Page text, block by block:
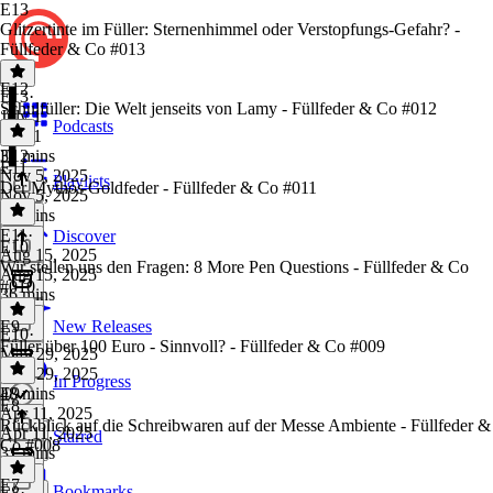
Podcasts
Playlists
Discover
New Releases
In Progress
Starred
E13
Glitzertinte im Füller: Sternenhimmel oder Verstopfungs-Gefahr? -
Füllfeder & Co #013
E13·
July 1
July 1
31 mins
E12
Schulfüller: Die Welt jenseits von Lamy - Füllfeder & Co #012
E12·
Nov 5, 2025
Nov 5, 2025
39 mins
E11
Der Mythos Goldfeder - Füllfeder & Co #011
E11·
Aug 15, 2025
Aug 15, 2025
36 mins
E10
Wir stellen uns den Fragen: 8 More Pen Questions - Füllfeder & Co
#010
E10·
May 29, 2025
May 29, 2025
48 mins
E9
Füller über 100 Euro - Sinnvoll? - Füllfeder & Co #009
E9·
Apr 11, 2025
Apr 11, 2025
31 mins
E8
Rückblick auf die Schreibwaren auf der Messe Ambiente - Füllfeder &
Co #008
E7